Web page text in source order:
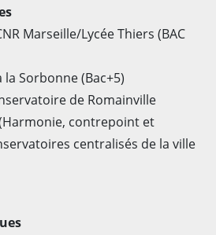
Marseille/Lycée Thiers (BAC
Sorbonne (Bac+5)
de Romainville
contrepoint et
centralisés de la ville